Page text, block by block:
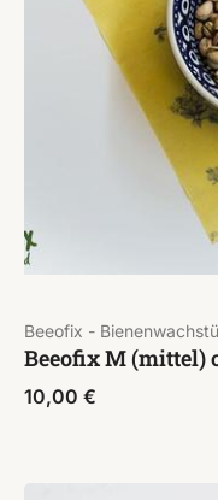
Beeofix -
Beeofix M (mittel)
10,00 €